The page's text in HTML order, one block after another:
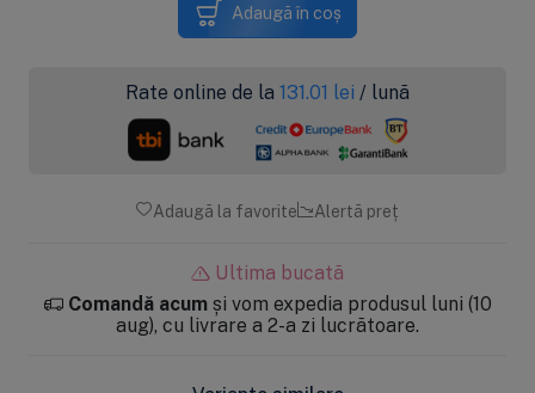
Adaugă în coș
Rate online de la 131.01 lei / lună
Adaugă la favorite Alertă preț
Ultima bucată
Comandă acumși vom expedia produsul luni (10
aug), cu livrare a 2-a zi lucrătoare.